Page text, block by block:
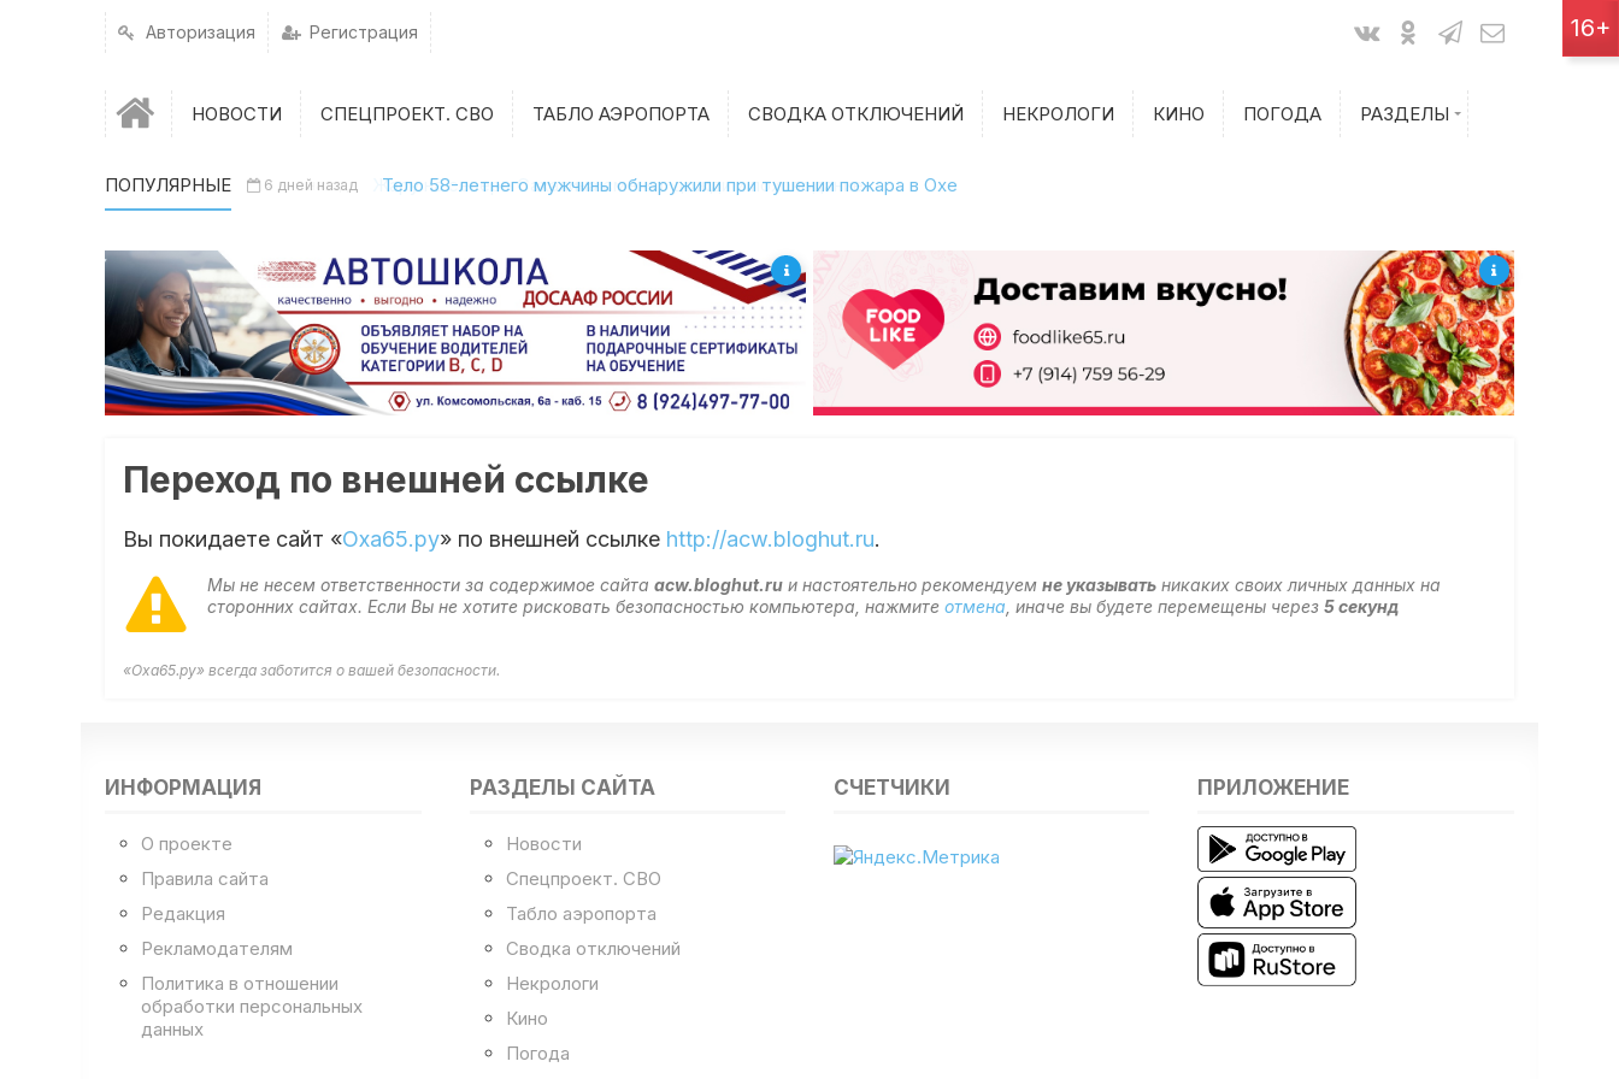
Авторизация Регистрация
НОВОСТИ СПЕЦПРОЕКТ. СВО ТАБЛО АЭРОПОРТА СВОДКА ОТКЛЮЧЕНИЙ НЕКРОЛОГИ КИНО ПОГОДА РАЗДЕЛЫ
Показания счетчиков
Билеты на поезд
ПОПУЛЯРНЫЕ 6 дней назад Тело 58-летнего мужчины обнаружили при тушении пожара в Охе
4 дня назад Жару на севере Сахалина сменят дожди и похолодание
Переход по внешней ссылке
Вы покидаете сайт «Оха65.ру» по внешней ссылке http://acw.bloghut.ru.
Мы не несем ответственности за содержимое сайтаacw.bloghut.ru и настоятельно рекомендуемне указывать никаких своих личных данных на
сторонних сайтах. Если Вы не хотите рисковать безопасностью компьютера, нажмитеотмена , иначе вы будете перемещены через5секунд
«Оха65.ру» всегда заботится о вашей безопасности.
ИНФОРМАЦИЯ
О проекте
Правила сайта
Редакция
Рекламодателям
Политика в отношении
обработки персональных
данных
РАЗДЕЛЫ САЙТА
Новости
Спецпроект. СВО
Табло аэропорта
Сводка отключений
Некрологи
Кино
Погода
СЧЕТЧИКИ ПРИЛОЖЕНИЕ
16+